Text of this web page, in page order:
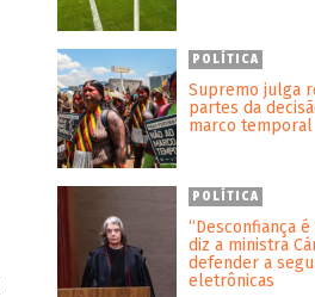
POLÍTICA
Supremo julga
partes da
marco temporal
POLÍTICA
“Desconfiança
diz a ministra
defender a
eletrônicas